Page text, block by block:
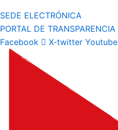
SEDE ELECTRÓNICA
PORTAL DE TRANSPARENCIA
Facebook
X-twitter Youtube